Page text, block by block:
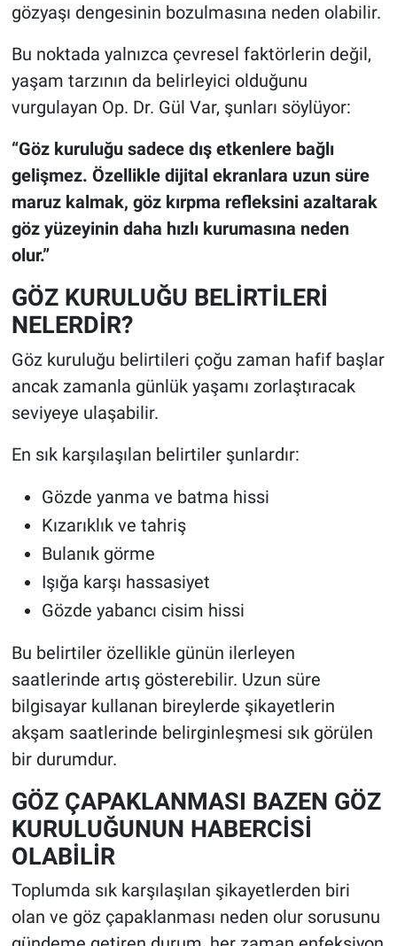
gözyaşı dengesinin bozulmasına neden olabilir.
Bu noktada yalnızca çevresel faktörlerin değil,
yaşam tarzının da belirleyici olduğunu
vurgulayan Op. Dr. Gül Var, şunları söylüyor:
“Göz kuruluğu sadece dış etkenlere bağlı
gelişmez. Özellikle dijital ekranlara uzun süre
maruz kalmak, göz kırpma refleksini azaltarak
göz yüzeyinin daha hızlı kurumasına neden
olur.”
GÖZ KURULUĞU BELİRTİLERİ
NELERDİR?
Göz kuruluğu belirtileri çoğu zaman hafif başlar
ancak zamanla günlük yaşamı zorlaştıracak
seviyeye ulaşabilir.
En sık karşılaşılan belirtiler şunlardır:
Gözde yanma ve batma hissi
Kızarıklık ve tahriş
Bulanık görme
Işığa karşı hassasiyet
Gözde yabancı cisim hissi
Bu belirtiler özellikle günün ilerleyen
saatlerinde artış gösterebilir. Uzun süre
bilgisayar kullanan bireylerde şikayetlerin
akşam saatlerinde belirginleşmesi sık görülen
bir durumdur.
GÖZ ÇAPAKLANMASI BAZEN GÖZ
KURULUĞUNUN HABERCİSİ
OLABİLİR
Toplumda sık karşılaşılan şikayetlerden biri
olan ve göz çapaklanması neden olur sorusunu